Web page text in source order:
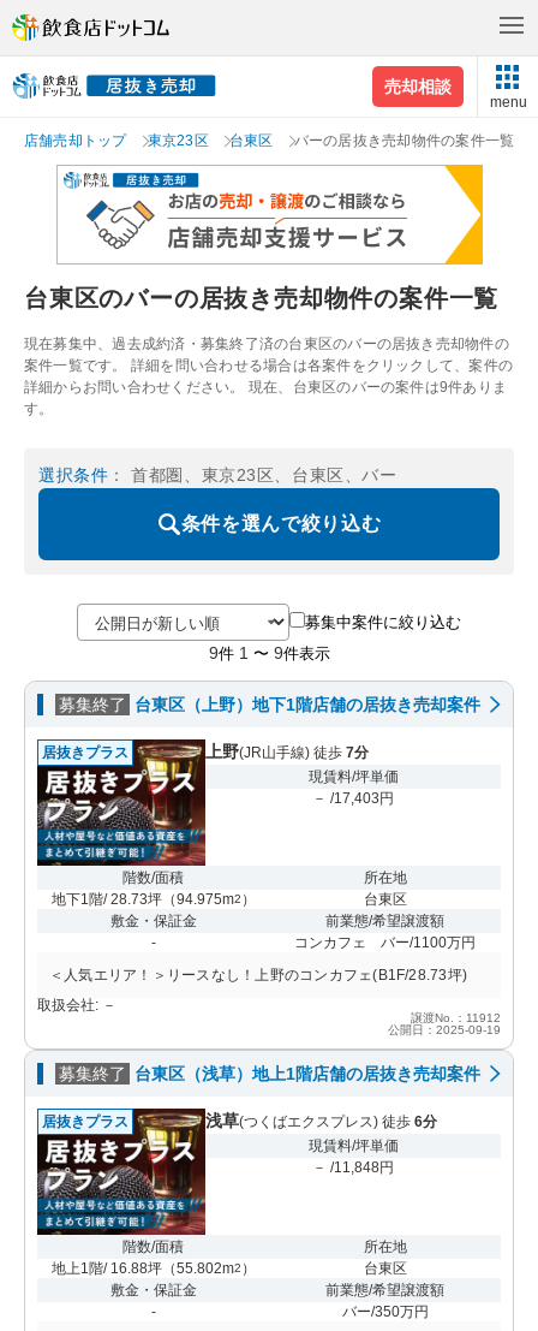
売却相談
menu
店舗売却トップ 東京23区 台東区 バーの居抜き売却物件の案件一覧
台東区のバーの居抜き売却物件の案件一覧
現在募集中、過去成約済・募集終了済の台東区のバーの居抜き売却物件の
案件一覧です。 詳細を問い合わせる場合は各案件をクリックして、案件の
詳細からお問い合わせください。 現在、台東区のバーの案件は9件ありま
す。
選択条件 ： 首都圏、東京23区、台東区、バー
条件を選んで絞り込む
募集中案件に絞り込む
9件 1 〜 9件表示
募集終了 台東区（上野）地下1階店舗の居抜き売却案件
居抜きプラス 上野(JR山手線) 徒歩 7分
現賃料/坪単価
－ /17,403円
階数/面積
地下1階/ 28.73坪（94.975m2 ）
所在地
台東区
敷金・保証金
-
前業態/希望譲渡額
コンカフェ バー/1100万円
＜人気エリア！＞リースなし！上野のコンカフェ(B1F/28.73坪)
取扱会社: －
譲渡No.：11912
公開日：2025-09-19
募集終了 台東区（浅草）地上1階店舗の居抜き売却案件
居抜きプラス 浅草(つくばエクスプレス) 徒歩 6分
現賃料/坪単価
－ /11,848円
階数/面積
地上1階/ 16.88坪（55.802m2 ）
所在地
台東区
敷金・保証金
-
前業態/希望譲渡額
バー/350万円